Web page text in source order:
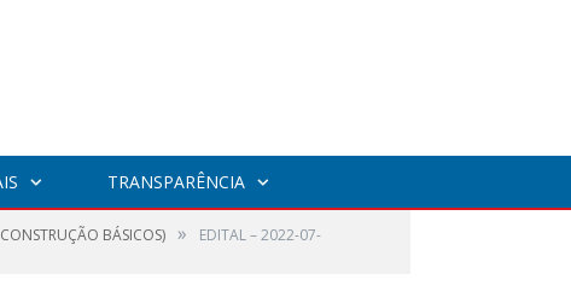
TRANSPARÊNCIA
BÁSICOS) » EDITAL – 2022-07-